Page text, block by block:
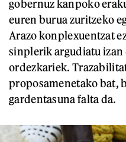
gobernuz kanpoko
euren burua zuritzeko
Arazo konplexuentzat
sinplerik argudiatu
ordezkariek.
proposamenetako bat,
gardentasuna falta da.